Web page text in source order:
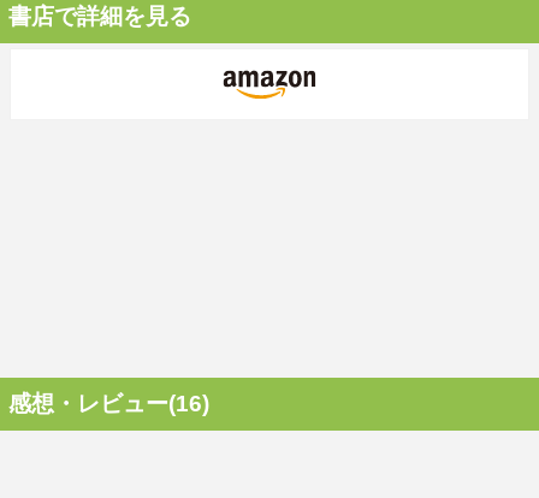
書店で詳細を見る
感想・レビュー(16)